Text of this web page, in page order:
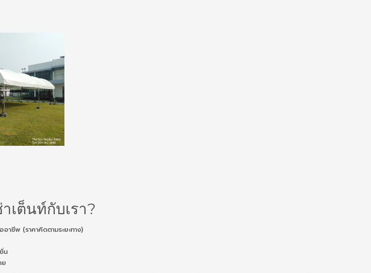
เต็นท์กับเรา?
าชีพ (ราคาคิดตามระยะทาง)
น
ย